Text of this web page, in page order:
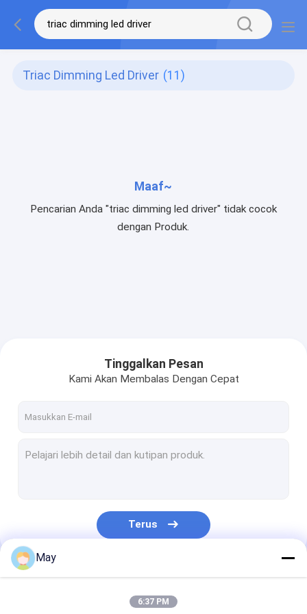
Triac Dimming Led Driver (11)
Maaf~
Pencarian Anda "triac dimming led driver" tidak cocok
dengan Produk.
Tinggalkan Pesan
Kami Akan Membalas Dengan Cepat
Terus
Kategori Kami
May
6:37 PM